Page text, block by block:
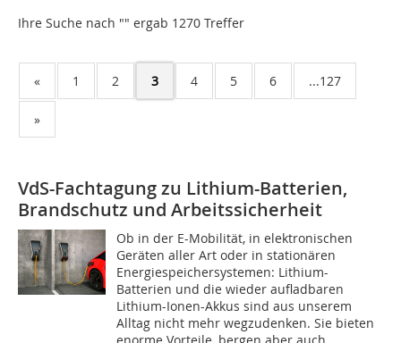
Ihre Suche nach "" ergab 1270 Treffer
« 1 2 3 4 5 6 ...127
»
VdS-Fachtagung zu Lithium-Batterien,
Brandschutz und Arbeitssicherheit
Ob in der E-Mobilität, in elektronischen
Geräten aller Art oder in stationären
Energiespeichersystemen: Lithium-
Batterien und die wieder aufladbaren
Lithium-Ionen-Akkus sind aus unserem
Alltag nicht mehr wegzudenken. Sie bieten